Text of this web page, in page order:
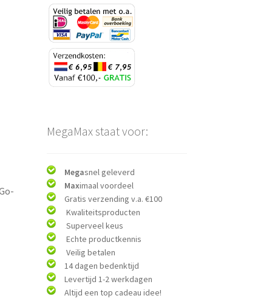
MegaMax staat voor:
Megasnel geleverd
Maximaal voordeel
Gratis verzending v.a. €100
Kwaliteitsproducten
Superveel keus
Echte productkennis
Veilig betalen
14 dagen bedenktijd
Levertijd 1-2 werkdagen
Altijd een top cadeau idee!